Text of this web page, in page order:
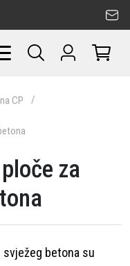
CP
za
svježeg betona su